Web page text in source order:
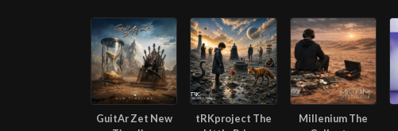
GuitAr Zet New
tRKproject The
Millenium The